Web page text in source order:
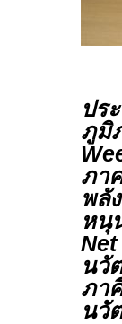
ปร
ภูมิ
ภา
พลั
หนุ
นวั
ภา
นวั